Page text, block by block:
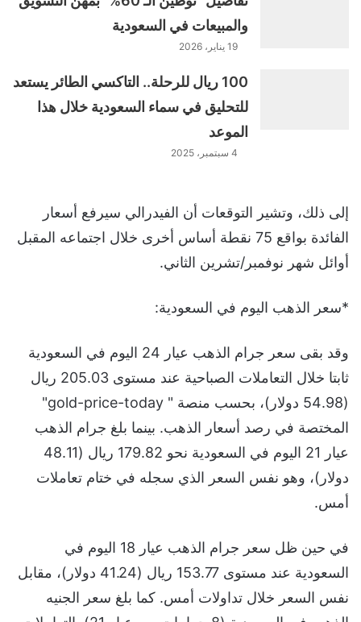
والمبيعات في السعودية
19 يناير، 2026
100 ريال للرحلة.. التاكسي الطائر يستعد
للتحليق في سماء السعودية خلال هذا
الموعد
4 سبتمبر، 2025
إلى ذلك، وتشير التوقعات أن الفيدرالي سيرفع أسعار
الفائدة بواقع 75 نقطة أساس أخرى خلال اجتماعه المقبل
أوائل شهر نوفمبر/تشرين الثاني.
*سعر الذهب اليوم في السعودية:
وقد بقى سعر جرام الذهب عيار 24 اليوم في السعودية
ثابتا خلال التعاملات الصباحية عند مستوى 205.03 ريال
(54.98 دولار)، بحسب منصة " gold-price-today"
المختصة في رصد أسعار الذهب. بينما بلغ جرام الذهب
عيار 21 اليوم في السعودية نحو 179.82 ريال (48.11
دولار)، وهو نفس السعر الذي سجله في ختام تعاملات
أمس.
في حين ظل سعر جرام الذهب عيار 18 اليوم في
السعودية عند مستوى 153.77 ريال (41.24 دولار)، مقابل
نفس السعر خلال تداولات أمس. كما بلغ سعر الجنيه